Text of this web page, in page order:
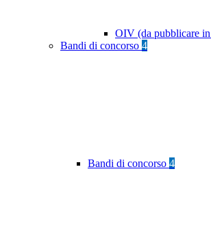
OIV (da pubblicare
Bandi di concorso 4
Bandi di concorso 4